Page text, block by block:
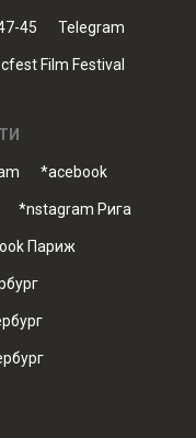
45 Telegram
Film Festival
*acebook
*nstagram Рига
Париж